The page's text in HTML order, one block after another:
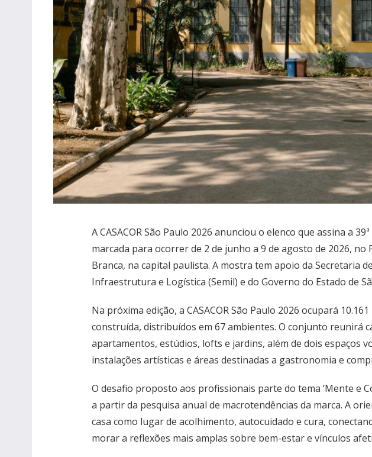
A CASACOR São Paulo 2026 anunciou o elenco que assina a
marcada para ocorrer de 2 de junho a 9 de agosto de 2026, no
Branca, na capital paulista. A mostra tem apoio da Secretaria
Infraestrutura e Logística (Semil) e do Governo do Estado de
Na próxima edição, a CASACOR São Paulo 2026 ocupará 10.161
construída, distribuídos em 67 ambientes. O conjunto reunirá
apartamentos, estúdios, lofts e jardins, além de dois espaços
instalações artísticas e áreas destinadas a gastronomia e
O desafio proposto aos profissionais parte do tema ‘Mente e
a partir da pesquisa anual de macrotendências da marca. A
casa como lugar de acolhimento, autocuidado e cura,
morar a reflexões mais amplas sobre bem-estar e vínculos